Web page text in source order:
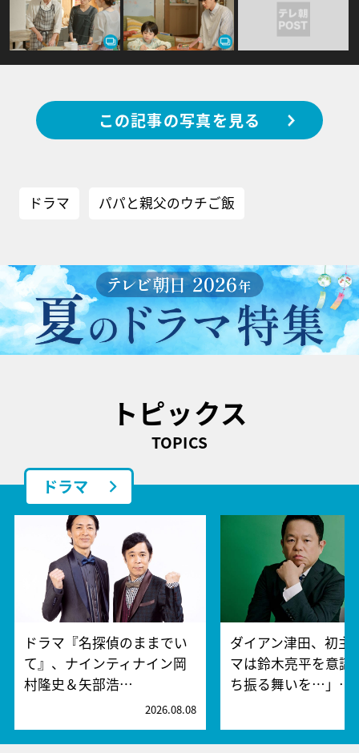
この記事の写真を見る
ドラマ パパと親父のウチご飯
トピックス
TOPICS
ドラマ
ドラマ『名探偵のままでい
て』、ナインティナイン岡
村隆史＆矢部浩…
2026.08.08
ダイアン津田、初主
マは鈴木亮平を意識
ち振る舞いを…」…